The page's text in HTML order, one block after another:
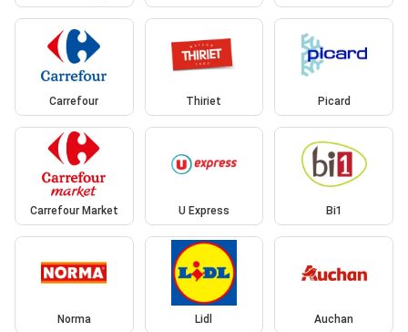
Carrefour Thiriet Picard
Carrefour Market U Express Bi1
Norma Lidl Auchan